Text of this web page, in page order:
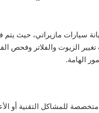
سيارات مازيراتي، حيث
الزيوت والفلاتر وفحص
الهامة.
للمشاكل التقنية أو